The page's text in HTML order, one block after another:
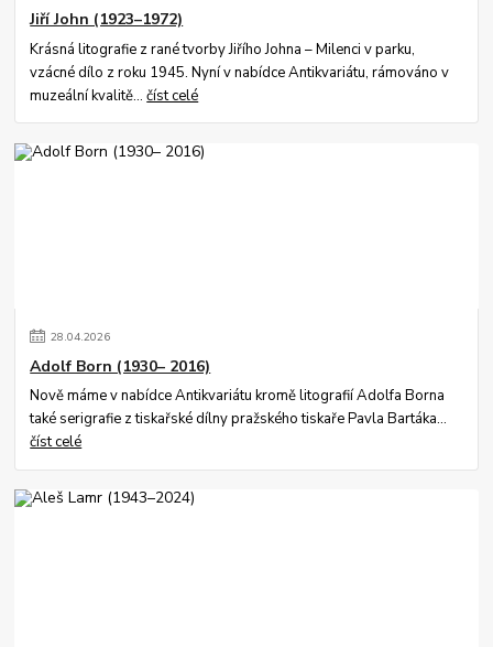
Jiří John (1923–1972)
Krásná litografie z rané tvorby Jiřího Johna – Milenci v parku,
vzácné dílo z roku 1945. Nyní v nabídce Antikvariátu, rámováno v
muzeální kvalitě...číst celé
28.04.2026
Adolf Born (1930– 2016)
Nově máme v nabídce Antikvariátu kromě litografií Adolfa Borna
také serigrafie z tiskařské dílny pražského tiskaře Pavla Bartáka...
číst celé